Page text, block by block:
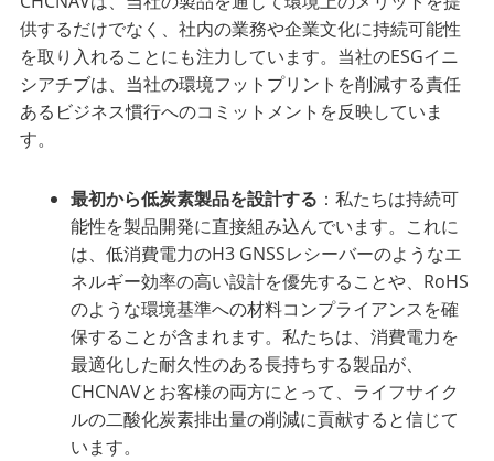
供するだけでなく、社内の業務や企業文化に持続可能性
を取り入れることにも注力しています。当社のESGイニ
シアチブは、当社の環境フットプリントを削減する責任
あるビジネス慣行へのコミットメントを反映していま
す。
最初から低炭素製品を設計する ：私たちは持続可
能性を製品開発に直接組み込んでいます。これに
は、低消費電力のH3 GNSSレシーバーのようなエ
ネルギー効率の高い設計を優先することや、RoHS
のような環境基準への材料コンプライアンスを確
保することが含まれます。私たちは、消費電力を
最適化した耐久性のある長持ちする製品が、
CHCNAVとお客様の両方にとって、ライフサイク
ルの二酸化炭素排出量の削減に貢献すると信じて
います。